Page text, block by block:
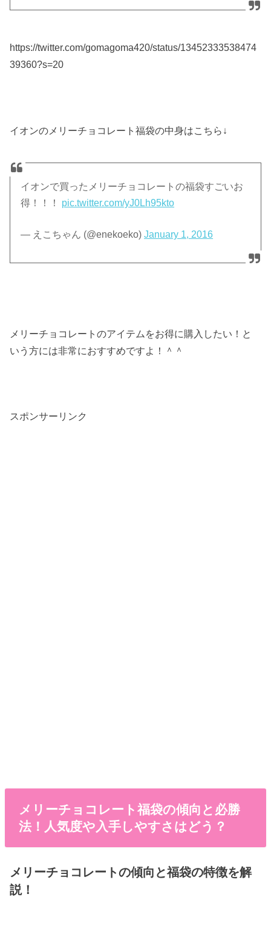
https://twitter.com/gomagoma420/status/13452333538474
39360?s=20
イオンのメリーチョコレート福袋の中身はこちら↓
イオンで買ったメリーチョコレートの福袋すごいお
得！！！ pic.twitter.com/yJ0Lh95kto
— えこちゃん (@enekoeko)January 1, 2016
メリーチョコレートのアイテムをお得に購入したい！と
いう方には非常におすすめですよ！＾＾
スポンサーリンク
メリーチョコレート福袋の傾向と必勝
法！人気度や入手しやすさはどう？
メリーチョコレートの傾向と福袋の特徴を解
説！